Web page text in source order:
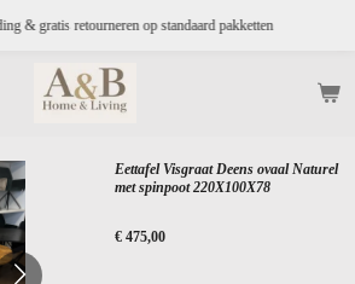
& gratis retourneren op standaard pakketten
Eettafel Visgraat Deens ovaal Naturel
met spinpoot 220X100X78
€ 475,00